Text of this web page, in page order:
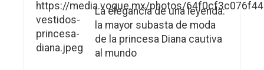
La elegancia de una leyenda:
la mayor subasta de moda
de la princesa Diana cautiva
al mundo